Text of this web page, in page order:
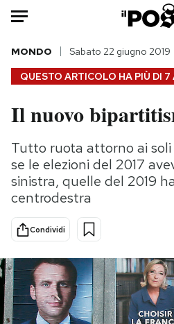
HOME
Italia
Politica
Tecnologia
Internet
Scienza
Cultura
Economia
Sport
QUESTO ARTICOLO HA PIÙ DI 7
MONDO Sabato 22 giugno 2019
Il nuovo
Tutto ruota attorno ai soli
se le elezioni del 2017
sinistra, quelle del 2019
centrodestra
Condividi